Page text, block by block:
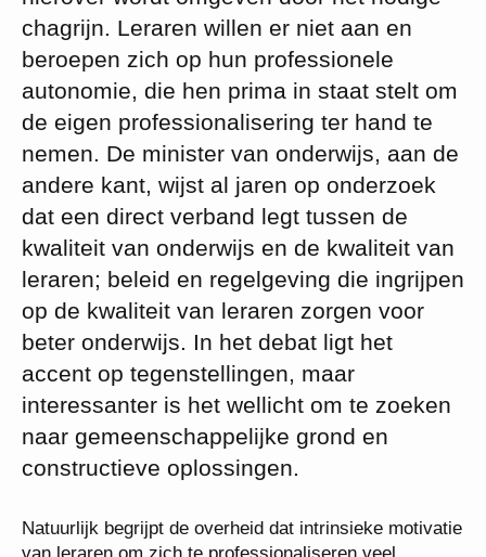
chagrijn. Leraren willen er niet aan en
beroepen zich op hun professionele
autonomie, die hen prima in staat stelt om
de eigen professionalisering ter hand te
nemen. De minister van onderwijs, aan de
andere kant, wijst al jaren op onderzoek
dat een direct verband legt tussen de
kwaliteit van onderwijs en de kwaliteit van
leraren; beleid en regelgeving die ingrijpen
op de kwaliteit van leraren zorgen voor
beter onderwijs. In het debat ligt het
accent op tegenstellingen, maar
interessanter is het wellicht om te zoeken
naar gemeenschappelijke grond en
constructieve oplossingen.
Natuurlijk begrijpt de overheid dat intrinsieke motivatie